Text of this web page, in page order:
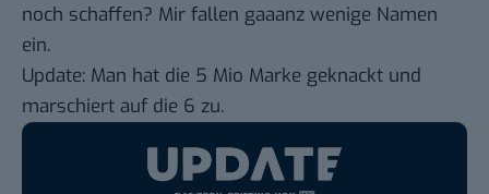
noch schaffen? Mir fallen gaaanz wenige Namen
ein.
Update: Man hat die 5 Mio Marke geknackt und
marschiert auf die 6 zu.